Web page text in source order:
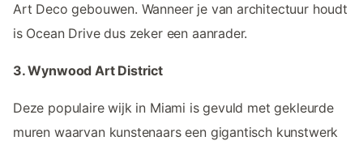
Art Deco gebouwen. Wanneer je van architectuur houdt
is Ocean Drive dus zeker een aanrader.
3. Wynwood Art District
Deze populaire wijk in Miami is gevuld met gekleurde
muren waarvan kunstenaars een gigantisch kunstwerk